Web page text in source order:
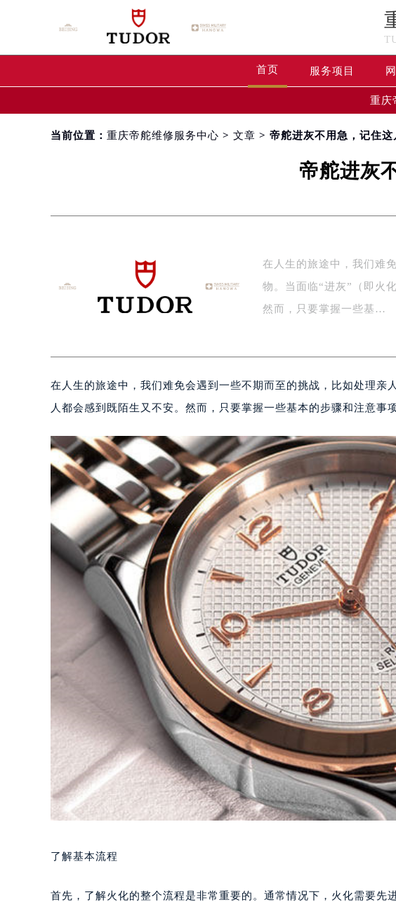
首页 服务项目
重庆
当前位置： 重庆帝舵维修服务中心 > 文章 > 帝舵进灰不用急，记住
帝舵进灰
在人生的旅途中，我们难
物。当面临“进灰”（即火
然而，只要掌握一些基…
在人生的旅途中，我们难免会遇到一些不期而至的挑战，比如处理亲
人都会感到既陌生又不安。然而，只要掌握一些基本的步骤和注意事
了解基本流程
首先，了解火化的整个流程是非常重要的。通常情况下，火化需要先